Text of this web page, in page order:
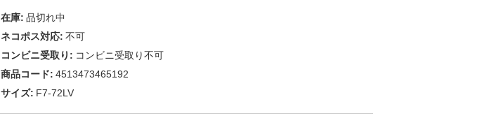
在庫: 品切れ中
ネコポス対応: 不可
コンビニ受取り: コンビニ受取り不可
商品コード: 4513473465192
サイズ: F7-72LV